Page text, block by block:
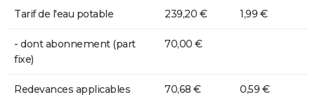
Tarif de l'eau potable 239,20 € 1,99 €
- dont abonnement (part
fixe)
70,00 €
Redevances applicables
70,68 € 0,59 €